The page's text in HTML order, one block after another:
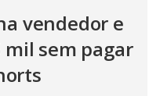
vendedor e
mil sem pagar